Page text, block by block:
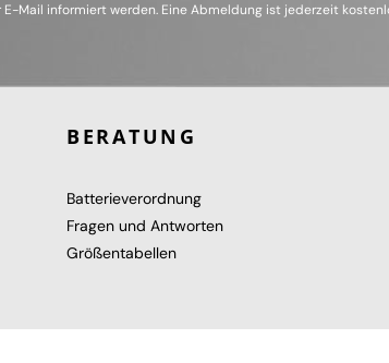
E-Mail informiert werden. Eine Abmeldung ist jederzeit
BERATUNG
Batterieverordnung
Fragen und Antworten
Größentabellen